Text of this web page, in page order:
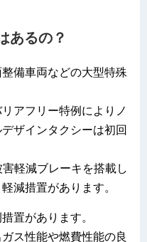
あるの？
備車両などの大型特殊
アフリー特例によりノ
ザインタクシーは初回
軽減ブレーキを搭載し
減措置があります。
置があります。
ス性能や燃費性能の良